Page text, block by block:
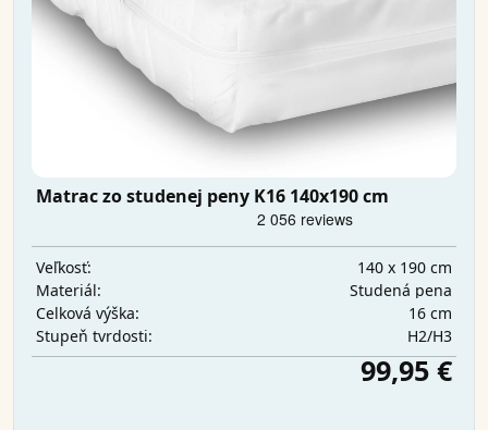
Matrac zo studenej peny K16 140x190 cm
Veľkosť:
140 x 190 cm
Materiál:
Studená pena
Celková výška:
16 cm
Stupeň tvrdosti:
H2/H3
99,95 €